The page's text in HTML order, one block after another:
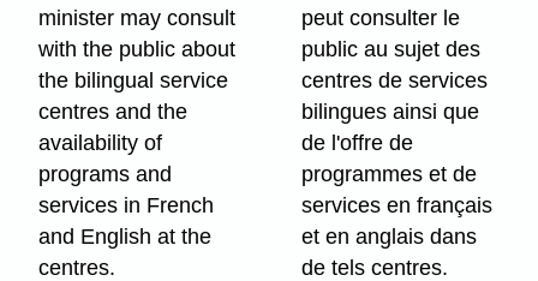
minister may consult
with the public about
the bilingual service
centres and the
availability of
programs and
services in French
and English at the
centres.
peut consulter le
public au sujet des
centres de services
bilingues ainsi que
de l'offre de
programmes et de
services en français
et en anglais dans
de tels centres.